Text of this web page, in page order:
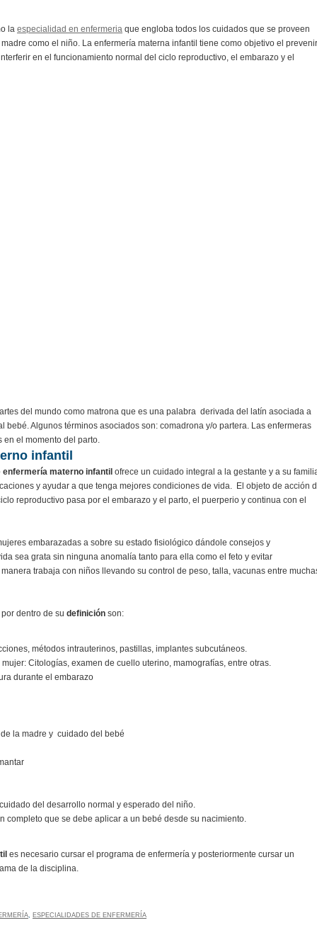
la especialidad en enfermeria que engloba todos los cuidados que se proveen
como el niño. La enfermería materna infantil tiene como objetivo el prevenir
en el funcionamiento normal del ciclo reproductivo, el embarazo y el
del mundo como matrona que es una palabra derivada del latín asociada a
bebé. Algunos términos asociados son: comadrona y/o partera. Las enfermeras
en el momento del parto.
infantil
enfermería materno infantil ofrece un cuidado integral a la gestante y a su
y ayudar a que tenga mejores condiciones de vida. El objeto de acción
reproductivo pasa por el embarazo y el parto, el puerperio y continua con el
embarazadas a sobre su estado fisiológico dándole consejos y
sea grata sin ninguna anomalía tanto para ella como el feto y evitar
trabaja con niños llevando su control de peso, talla, vacunas entre
dentro de su definición son:
métodos intrauterinos, pastillas, implantes subcutáneos.
Citologías, examen de cuello uterino, mamografías, entre otras.
durante el embarazo
la madre y cuidado del bebé
del desarrollo normal y esperado del niño.
completo que se debe aplicar a un bebé desde su nacimiento.
es necesario cursar el programa de enfermería y posteriormente cursar un
de la disciplina.
, ESPECIALIDADES DE ENFERMERÍA